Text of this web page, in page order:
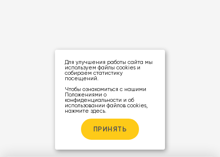
Для улучшения работы сайта мы
используем файлы cookies и
собираем статистику
посещений.
Чтобы ознакомиться с нашими
Положениями о
конфиденциальности и об
использовании файлов cookies,
нажмите здесь.
ПРИНЯТЬ